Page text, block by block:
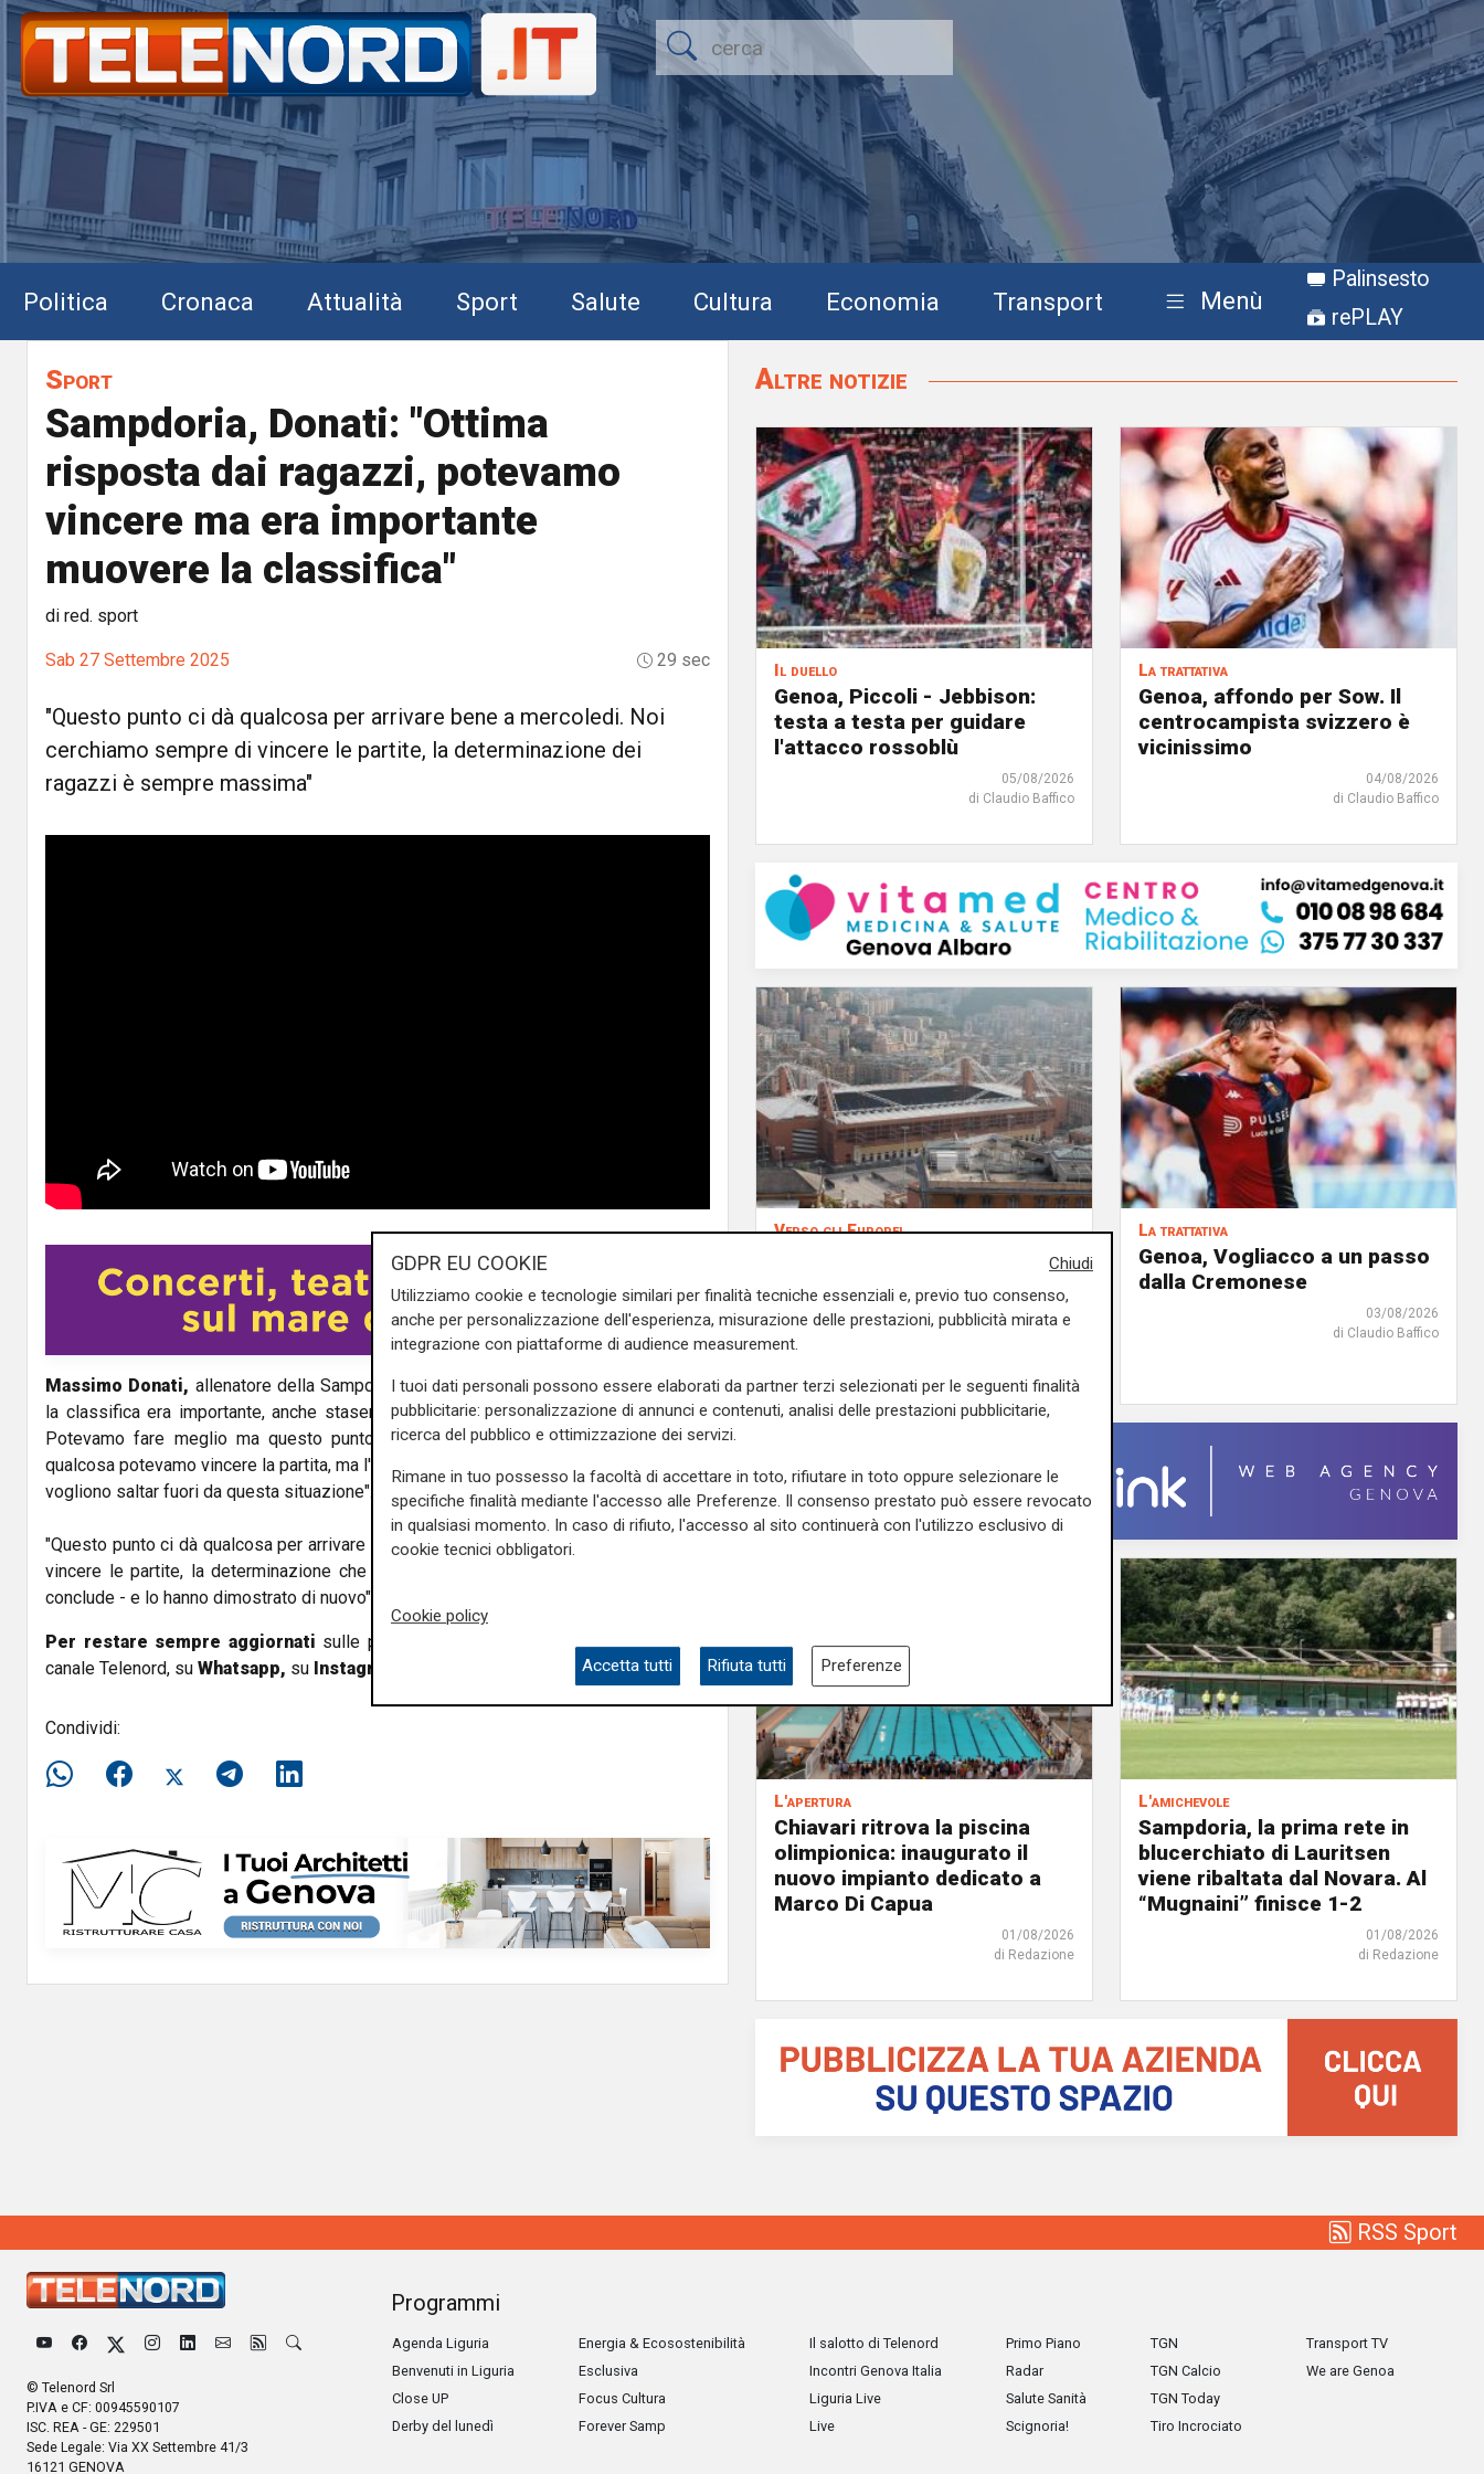
Politica Cronaca Attualità Sport Salute Cultura Economia Transport Menù
Palinsesto
rePLAY
Sport
Sampdoria, Donati: "Ottima
risposta dai ragazzi, potevamo
vincere ma era importante
muovere la classifica"
di red. sport
Sab 27 Settembre 2025 29 sec
"Questo punto ci dà qualcosa per arrivare bene a mercoledi. Noi
cerchiamo sempre di vincere le partite, la determinazione dei
ragazzi è sempre massima"
Massimo Donati, allenatore della Sampdoria, dopo il pari di Bari osserva: "Muovere
la classifica era importante, anche stasera la risposta della squadra è stata ottima.
Potevamo fare meglio ma questo punto ce lo siamo meritato, con un po' più di
qualcosa potevamo vincere la partita, ma l'importante è che i ragazzi sono sul pezzo e
vogliono saltar fuori da questa situazione".
"Questo punto ci dà qualcosa per arrivare bene a mercoledi. Noi cerchiamo sempre di
vincere le partite, la determinazione che ci mettono i ragazzi è sempre massima -
conclude - e lo hanno dimostrato di nuovo".
Per restare sempre aggiornati sulle principali notizie sulla Liguria seguiteci sul
canale Telenord, su Whatsapp, su Instagram Facebook.
Condividi:
Altre notizie
Il duello
Genoa, Piccoli - Jebbison:
testa a testa per guidare
l'attacco rossoblù
05/08/2026
di Claudio Baffico
La trattativa
Genoa, affondo per Sow. Il
centrocampista svizzero è
vicinissimo
04/08/2026
di Claudio Baffico
Verso gli Europei
Euro 2032, ora è ufficiale: fra
il 'Ferraris' di Genova
La trattativa
Genoa, Vogliacco a un passo
dalla Cremonese
03/08/2026
di Claudio Baffico
L'apertura
Chiavari ritrova la piscina
olimpionica: inaugurato il
nuovo impianto dedicato a
Marco Di Capua
01/08/2026
di Redazione
L'amichevole
Sampdoria, la prima rete in
blucerchiato di Lauritsen
viene ribaltata dal Novara. Al
“Mugnaini” finisce 1-2
01/08/2026
di Redazione
RSS Sport
© Telenord Srl
P.IVA e CF: 00945590107
ISC. REA - GE: 229501
Sede Legale: Via XX Settembre 41/3
16121 GENOVA
Programmi
Agenda Liguria
Benvenuti in Liguria
Close UP
Derby del lunedì
Energia & Ecosostenibilità
Esclusiva
Focus Cultura
Forever Samp
Il salotto di Telenord
Incontri Genova Italia
Liguria Live
Live
Primo Piano
Radar
Salute Sanità
Scignoria!
TGN
TGN Calcio
TGN Today
Tiro Incrociato
Transport TV
We are Genoa
Chiudi
GDPR EU COOKIE
Utilizziamo cookie e tecnologie similari per finalità tecniche essenziali e, previo tuo consenso,
anche per personalizzazione dell'esperienza, misurazione delle prestazioni, pubblicità mirata e
integrazione con piattaforme di audience measurement.
I tuoi dati personali possono essere elaborati da partner terzi selezionati per le seguenti finalità
pubblicitarie: personalizzazione di annunci e contenuti, analisi delle prestazioni pubblicitarie,
ricerca del pubblico e ottimizzazione dei servizi.
Rimane in tuo possesso la facoltà di accettare in toto, rifiutare in toto oppure selezionare le
specifiche finalità mediante l'accesso alle Preferenze. Il consenso prestato può essere revocato
in qualsiasi momento. In caso di rifiuto, l'accesso al sito continuerà con l'utilizzo esclusivo di
cookie tecnici obbligatori.
Cookie policy
Accetta tutti Rifiuta tutti Preferenze